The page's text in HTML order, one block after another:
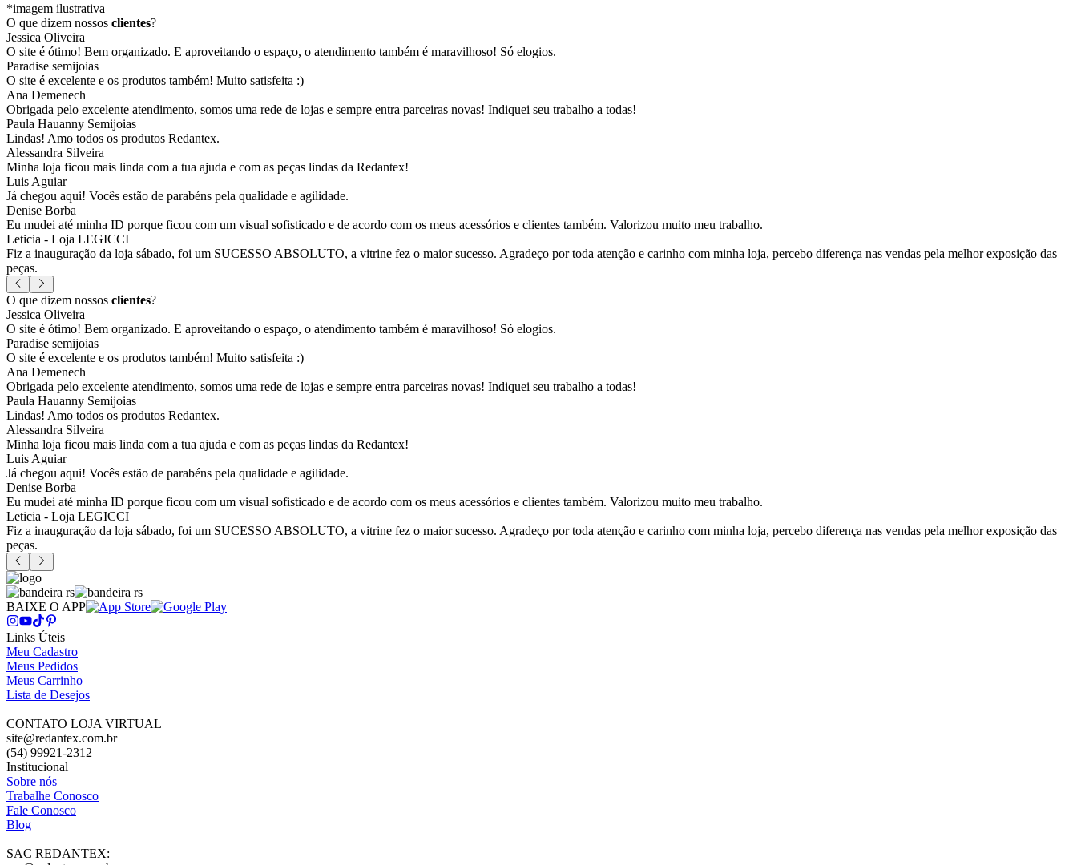
*imagem ilustrativa
O que dizem nossos clientes?
Jessica Oliveira
O site é ótimo! Bem organizado. E aproveitando o espaço, o atendimento também é maravilhoso! Só elogios.
Paradise semijoias
O site é excelente e os produtos também! Muito satisfeita :)
Ana Demenech
Obrigada pelo excelente atendimento, somos uma rede de lojas e sempre entra parceiras novas! Indiquei seu trabalho a todas!
Paula Hauanny Semijoias
Lindas! Amo todos os produtos Redantex.
Alessandra Silveira
Minha loja ficou mais linda com a tua ajuda e com as peças lindas da Redantex!
Luis Aguiar
Já chegou aqui! Vocês estão de parabéns pela qualidade e agilidade.
Denise Borba
Eu mudei até minha ID porque ficou com um visual sofisticado e de acordo com os meus acessórios e clientes também. Valorizou muito meu trabalho.
Leticia - Loja LEGICCI
Fiz a inauguração da loja sábado, foi um SUCESSO ABSOLUTO, a vitrine fez o maior sucesso. Agradeço por toda atenção e carinho com minha loja, percebo diferença nas vendas pela melhor exposição das
peças.
O que dizem nossos clientes?
Jessica Oliveira
O site é ótimo! Bem organizado. E aproveitando o espaço, o atendimento também é maravilhoso! Só elogios.
Paradise semijoias
O site é excelente e os produtos também! Muito satisfeita :)
Ana Demenech
Obrigada pelo excelente atendimento, somos uma rede de lojas e sempre entra parceiras novas! Indiquei seu trabalho a todas!
Paula Hauanny Semijoias
Lindas! Amo todos os produtos Redantex.
Alessandra Silveira
Minha loja ficou mais linda com a tua ajuda e com as peças lindas da Redantex!
Luis Aguiar
Já chegou aqui! Vocês estão de parabéns pela qualidade e agilidade.
Denise Borba
Eu mudei até minha ID porque ficou com um visual sofisticado e de acordo com os meus acessórios e clientes também. Valorizou muito meu trabalho.
Leticia - Loja LEGICCI
Fiz a inauguração da loja sábado, foi um SUCESSO ABSOLUTO, a vitrine fez o maior sucesso. Agradeço por toda atenção e carinho com minha loja, percebo diferença nas vendas pela melhor exposição das
peças.
BAIXE O APP
Links Úteis
Meu Cadastro
Meus Pedidos
Meus Carrinho
Lista de Desejos
CONTATO LOJA VIRTUAL
site@redantex.com.br
(54) 99921-2312
Institucional
Sobre nós
Trabalhe Conosco
Fale Conosco
Blog
SAC REDANTEX: